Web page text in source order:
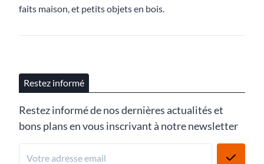
faits maison, et petits objets en bois.
Restez informé
Restez informé de nos dernières actualités et
bons plans en vous inscrivant à notre newsletter